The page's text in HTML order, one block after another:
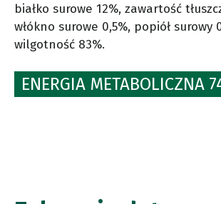
białko surowe 12%, zawartość
włókno surowe 0,5%, popiół surowy
wilgotność 83%.
ENERGIA METABOLICZNA